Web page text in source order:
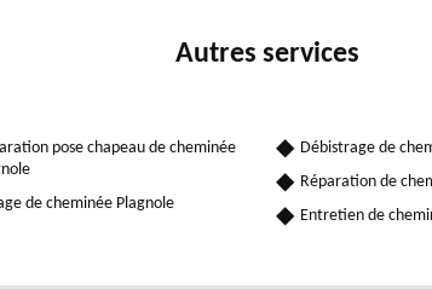
Autres services
pose chapeau de cheminée
de cheminée Plagnole
Débistrage de
Réparation de
Entretien de